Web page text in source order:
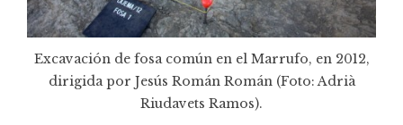
Excavación de fosa común en el Marrufo, en 2012,
dirigida por Jesús Román Román (Foto: Adrià
Riudavets Ramos).